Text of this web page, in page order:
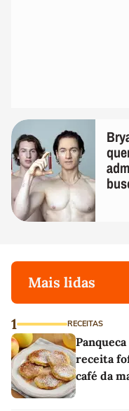
Mais lidas
1 RECEITAS
receita
café da